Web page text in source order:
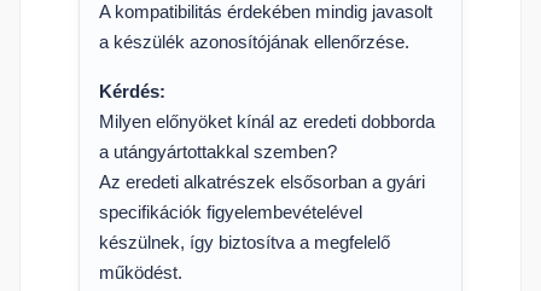
A kompatibilitás érdekében mindig javasolt
a készülék azonosítójának ellenőrzése.
Kérdés:
Milyen előnyöket kínál az eredeti dobborda
a utángyártottakkal szemben?
Az eredeti alkatrészek elsősorban a gyári
specifikációk figyelembevételével
készülnek, így biztosítva a megfelelő
működést.